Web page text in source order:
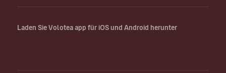
Laden Sie Volotea app für iOS und Android herunter